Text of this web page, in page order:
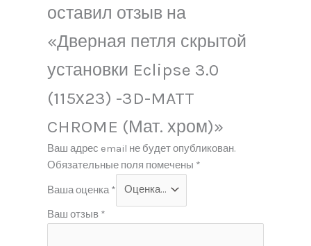
оставил отзыв на
«Дверная петля скрытой
установки Eclipse 3.0
(115х23) -3D-MATT
CHROME (Мат. хром)»
Ваш адрес email не будет опубликован.
Обязательные поля помечены *
Ваша оценка*
Ваш отзыв *